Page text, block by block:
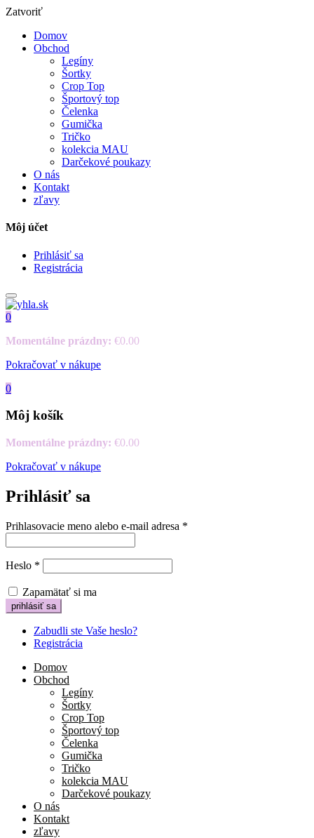
Zatvoriť
Domov
Obchod
Legíny
Šortky
Crop Top
Športový top
Čelenka
Gumička
Tričko
kolekcia MAU
Darčekové poukazy
O nás
Kontakt
zľavy
Môj účet
Prihlásiť sa
Registrácia
0
Momentálne prázdny: €0.00
Pokračovať v nákupe
0
Môj košík
Momentálne prázdny: €0.00
Pokračovať v nákupe
Prihlásiť sa
Prihlasovacie meno alebo e-mail adresa *
Heslo *
Zapamätať si ma
Zabudli ste Vaše heslo?
Registrácia
Domov
Obchod
Legíny
Šortky
Crop Top
Športový top
Čelenka
Gumička
Tričko
kolekcia MAU
Darčekové poukazy
O nás
Kontakt
zľavy